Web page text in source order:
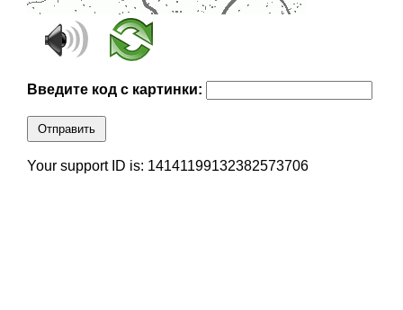
Введите код с картинки:
Отправить
Your support ID is: 14141199132382573706